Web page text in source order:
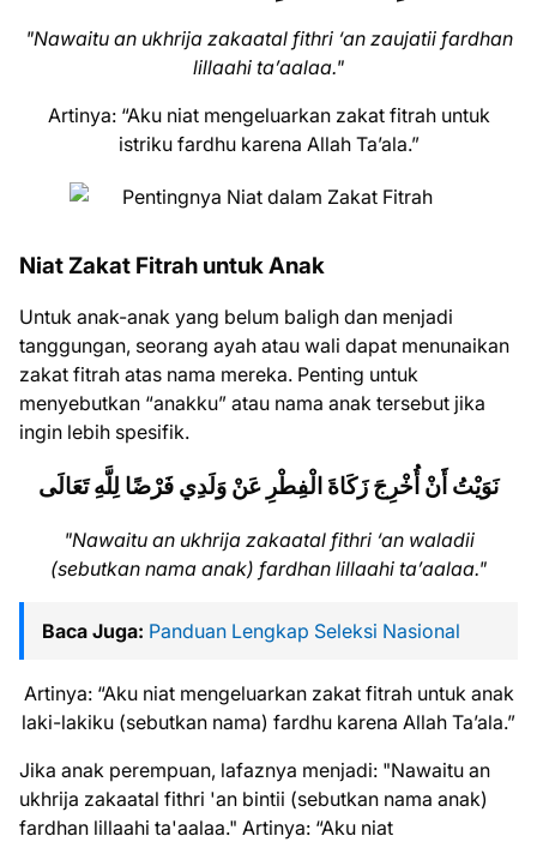
"Nawaitu an ukhrija zakaatal fithri ‘an zaujatii fardhan
lillaahi ta’aalaa."
Artinya: “Aku niat mengeluarkan zakat fitrah untuk
istriku fardhu karena Allah Ta’ala.”
Niat Zakat Fitrah untuk Anak
Untuk anak-anak yang belum baligh dan menjadi
tanggungan, seorang ayah atau wali dapat menunaikan
zakat fitrah atas nama mereka. Penting untuk
menyebutkan “anakku” atau nama anak tersebut jika
ingin lebih spesifik.
نَوَيْتُ أَنْ أُخْرِجَ زَكَاةَ الْفِطْرِ عَنْ وَلَدِي فَرْضًا لِلَّهِ تَعَالَى
"Nawaitu an ukhrija zakaatal fithri ‘an waladii
(sebutkan nama anak) fardhan lillaahi ta’aalaa."
Baca Juga: Panduan Lengkap Seleksi Nasional
Artinya: “Aku niat mengeluarkan zakat fitrah untuk anak
laki-lakiku (sebutkan nama) fardhu karena Allah Ta’ala.”
Jika anak perempuan, lafaznya menjadi: "Nawaitu an
ukhrija zakaatal fithri 'an bintii (sebutkan nama anak)
fardhan lillaahi ta'aalaa." Artinya: “Aku niat